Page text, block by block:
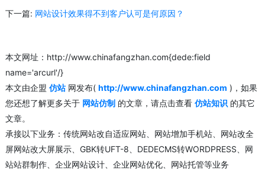
下一篇: 网站设计效果得不到客户认可是何原因？
本文网址：http://www.chinafangzhan.com{dede:field
name='arcurl'/}
本文由企盟 仿站 网发布( http://www.chinafangzhan.com )，如果
您还想了解更多关于 网站仿制 的文章，请点击查看 仿站知识 的其它
文章。
承接以下业务：传统网站改自适应网站、网站增加手机站、网站改全
屏网站改大屏展示、GBK转UFT-8、DEDECMS转WORDPRESS、网
站站群制作、企业网站设计、企业网站优化、网站托管等业务